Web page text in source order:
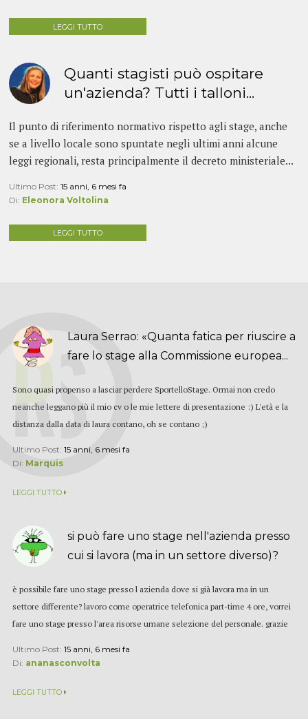
LEGGI TUTTO
Quanti stagisti può ospitare
un'azienda? Tutti i talloni...
Il punto di riferimento normativo rispetto agli stage, anche
se a livello locale sono spuntate negli ultimi anni alcune
leggi regionali, resta principalmente il decreto ministeriale...
Ultimo Post:15 anni, 6 mesi fa
Di: Eleonora Voltolina
LEGGI TUTTO
Laura Serrao: «Quanta fatica per riuscire a
fare lo stage alla Commissione europea...
Sono quasi propenso a lasciar perdere SportelloStage. Ormai non credo
neanche leggano più il mio cv o le mie lettere di presentazione :) L'età e la
distanza dalla data di laura contano, oh se contano ;)
Ultimo Post: 15 anni, 6 mesi fa
Di: Marquis
LEGGI TUTTO
si può fare uno stage nell'azienda presso
cui si lavora (ma in un settore diverso)?
è possibile fare uno stage presso l azienda dove si già lavora ma in un
settore differente? lavoro come operatrice telefonica part-time 4 ore, vorrei
fare uno stage presso l'area risorse umane selezione del personale. grazie
Ultimo Post: 15 anni, 6 mesi fa
Di: ananasconvolta
LEGGI TUTTO